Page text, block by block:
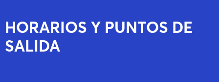
HORARIOS Y PUNTOS DE
SALIDA